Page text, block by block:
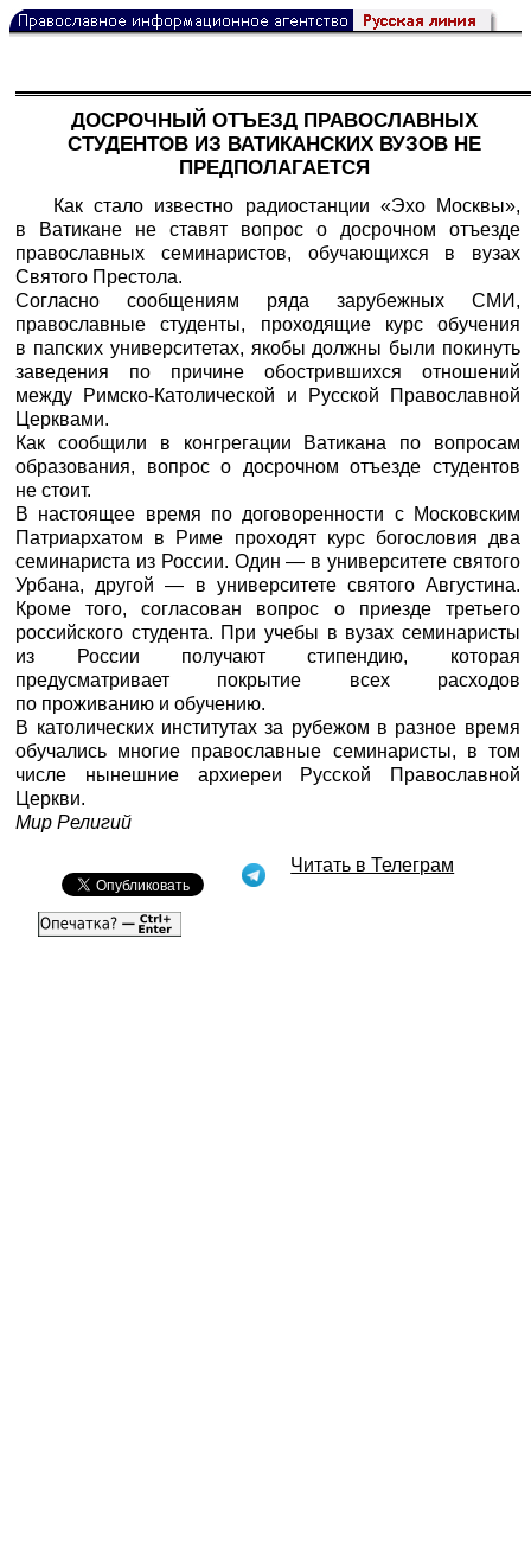
ДОСРОЧНЫЙ ОТЪЕЗД ПРАВОСЛАВНЫХ
СТУДЕНТОВ ИЗ ВАТИКАНСКИХ ВУЗОВ НЕ
ПРЕДПОЛАГАЕТСЯ
Как стало известно радиостанции «Эхо Москвы»,
в Ватикане не ставят вопрос о досрочном отъезде
православных семинаристов, обучающихся в вузах
Святого Престола.
Согласно сообщениям ряда зарубежных СМИ,
православные студенты, проходящие курс обучения
в папских университетах, якобы должны были покинуть
заведения по причине обострившихся отношений
между Римско-Католической и Русской Православной
Церквами.
Как сообщили в конгрегации Ватикана по вопросам
образования, вопрос о досрочном отъезде студентов
не стоит.
В настоящее время по договоренности с Московским
Патриархатом в Риме проходят курс богословия два
семинариста из России. Один — в университете святого
Урбана, другой — в университете святого Августина.
Кроме того, согласован вопрос о приезде третьего
российского студента. При учебы в вузах семинаристы
из России получают стипендию, которая
предусматривает покрытие всех расходов
по проживанию и обучению.
В католических институтах за рубежом в разное время
обучались многие православные семинаристы, в том
числе нынешние архиереи Русской Православной
Церкви.
Мир Религий
Читать в Телеграм